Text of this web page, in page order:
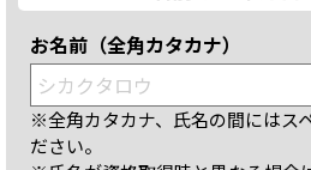
お名前（全角カタカナ）
※全角カタカナ、氏名の間にはス
ださい。